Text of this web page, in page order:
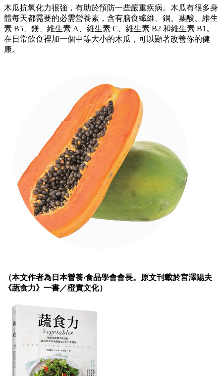
木瓜抗氧化力很強，有助於預防一些嚴重疾病。木瓜有很多身
體每天都需要的必需營養素，含有膳食纖維、銅、葉酸、維生
素 B5、鎂、維生素 A、維生素 C、維生素 B2 和維生素 B1。
在日常飲食裡加一個中等大小的木瓜，可以顯著改善你的健
康。
（本文作者為日本營養‧食品學會會長。原文刊載於宮澤陽夫
《蔬食力》一書／橙實文化）